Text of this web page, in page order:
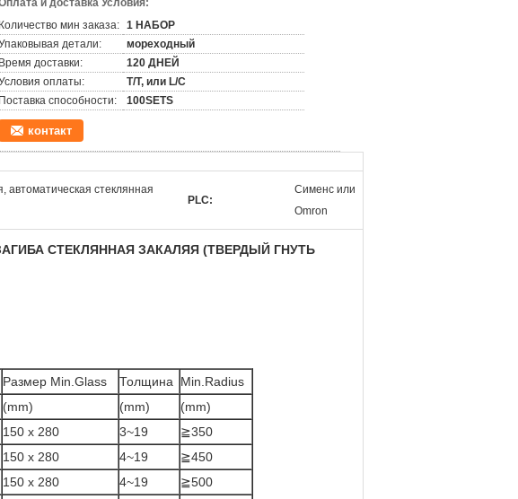
и доставка Условия:
Количество мин заказа: 1 НАБОР
детали:
мореходный
Время доставки:
120 ДНЕЙ
оплаты:
T/T, или L/C
Поставка способности:
100SETS
контакт
автоматическая стеклянная
PLC:
Сименс или
Omron
ЗАГИБА СТЕКЛЯННАЯ ЗАКАЛЯЯ (ТВЕРДЫЙ ГНУТЬ
Размер Min.Glass Толщина
Min.Radius
(mm) (mm)
(mm)
150 x 280 3~19
≧350
150 x 280 4~19
≧450
150 x 280 4~19
≧500